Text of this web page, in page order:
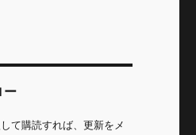
ー
て購読すれば、更新をメ